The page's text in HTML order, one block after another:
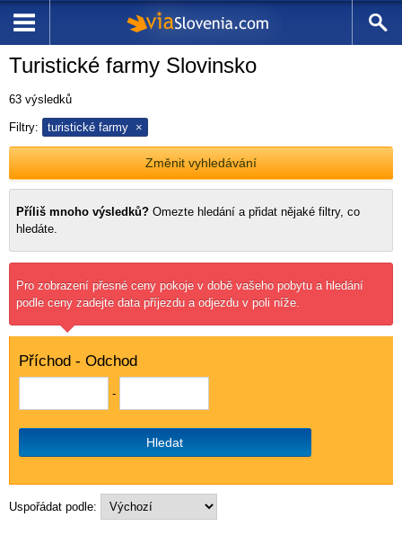
Turistické farmy Slovinsko
63 výsledků
Filtry: turistické farmy
Změnit vyhledávání
Příliš mnoho výsledků? Omezte hledání a přidat nějaké filtry, co
hledáte.
Pro zobrazení přesné ceny pokoje v době vašeho pobytu a hledání
podle ceny zadejte data příjezdu a odjezdu v poli níže.
Příchod - Odchod
-
Hledat
Uspořádat podle: